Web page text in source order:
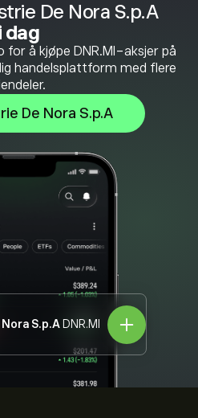
De Nora S.p.A
dag
å kjøpe DNR.MI-aksjer på
handelsplattform med flere
De Nora S.p.A
S.p.A DNR.MI